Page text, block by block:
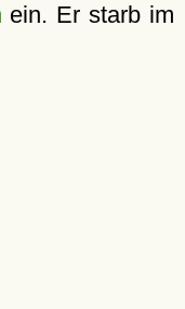
ein. Er starb im